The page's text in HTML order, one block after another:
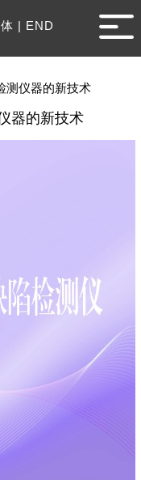
| END
测仪器的新技术
器的新技术